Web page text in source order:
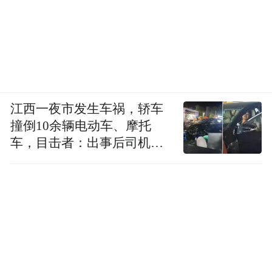
江西一夜市发生车祸，轿车
撞倒10余辆电动车、摩托
车，目击者：出事后司机一